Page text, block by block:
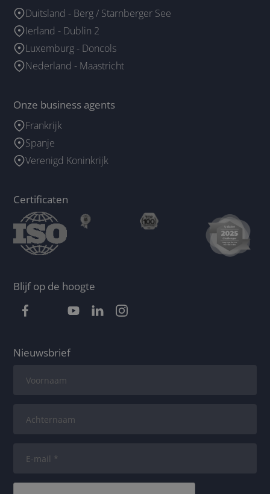
Duitsland - Berg / Starnberger See
Ierland - Dublin 2
Luxemburg - Doncols
Nederland - Maastricht
Onze business agents
Frankrijk
Spanje
Verenigd Koninkrijk
Certificaten
Blijf op de hoogte
Nieuwsbrief